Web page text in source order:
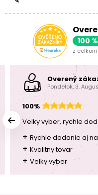
100 %
z celkom
Overený
Pondelok, 3.
100%
Velky vyber, rychle
+ Rychle dodanie aj
+ Kvalitny tovar
+ Velky vyber